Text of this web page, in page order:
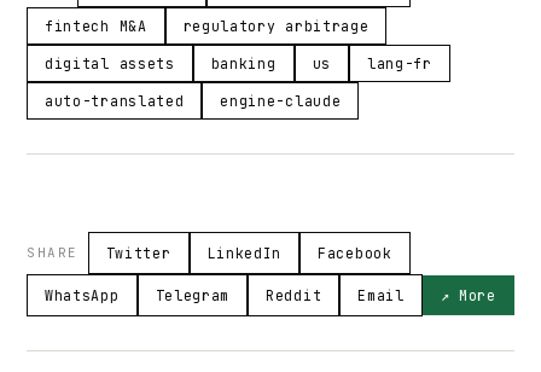
fintech M&A regulatory arbitrage
digital assets banking us lang-fr
auto-translated engine-claude
SHARE Twitter LinkedIn Facebook
WhatsApp Telegram Reddit Email ↗ More